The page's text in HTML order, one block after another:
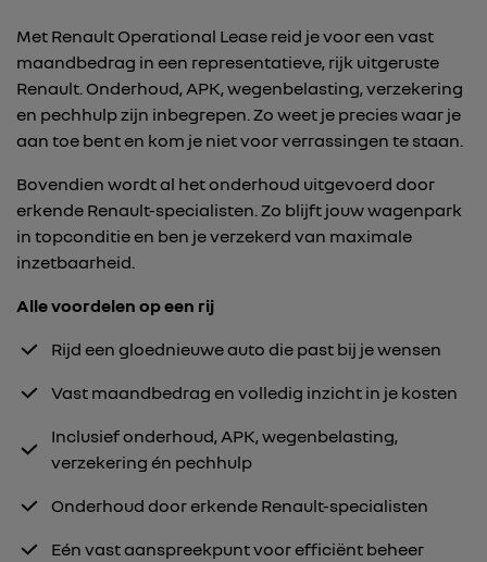
Met Renault Operational Lease reid je voor een vast
maandbedrag in een representatieve, rijk uitgeruste
Renault. Onderhoud, APK, wegenbelasting, verzekering
en pechhulp zijn inbegrepen. Zo weet je precies waar je
aan toe bent en kom je niet voor verrassingen te staan.
Bovendien wordt al het onderhoud uitgevoerd door
erkende Renault-specialisten. Zo blijft jouw wagenpark
in topconditie en ben je verzekerd van maximale
inzetbaarheid.
Alle voordelen op een rij
Rijd een gloednieuwe auto die past bij je wensen
Vast maandbedrag en volledig inzicht in je kosten
Inclusief onderhoud, APK, wegenbelasting,
verzekering én pechhulp
Onderhoud door erkende Renault-specialisten
Eén vast aanspreekpunt voor efficiënt beheer